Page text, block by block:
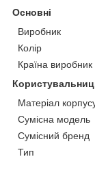
Основні
Виробник
Колір
Країна виробник
Матеріал
Сумісна модель
Сумісний бренд
Тип